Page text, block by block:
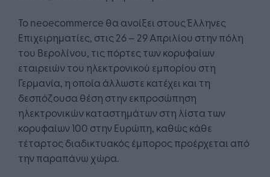
Το neoecommerce θα ανοίξει στους Έλληνες
Επιχειρηματίες, στις 26 – 29 Απριλίου στην πόλη
του Βερολίνου, τις πόρτες των κορυφαίων
εταιρειών του ηλεκτρονικού εμπορίου στη
Γερμανία, η οποία άλλωστε κατέχει και τη
δεσπόζουσα θέση στην εκπροσώπηση
ηλεκτρονικών καταστημάτων στη λίστα των
κορυφαίων 100 στην Ευρώπη, καθώς κάθε
τέταρτος διαδικτυακός έμπορος προέρχεται από
την παραπάνω χώρα.